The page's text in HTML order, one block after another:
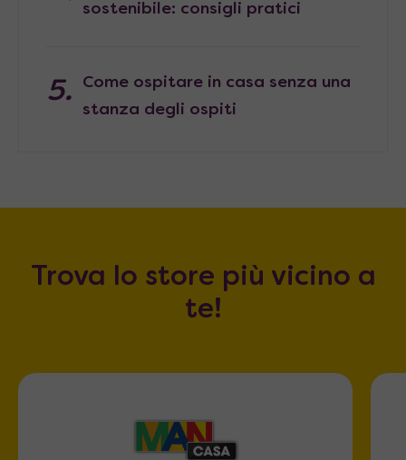
sostenibile: consigli pratici
Come ospitare in casa senza una
stanza degli ospiti
Trova lo store più vicino a
te!